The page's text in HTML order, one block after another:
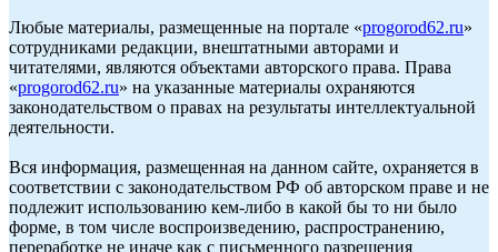
Любые материалы, размещенные на портале «progorod62.ru»
сотрудниками редакции, внештатными авторами и
читателями, являются объектами авторского права. Права
«progorod62.ru» на указанные материалы охраняются
законодательством о правах на результаты интеллектуальной
деятельности.
Вся информация, размещенная на данном сайте, охраняется в
соответствии с законодательством РФ об авторском праве и не
подлежит использованию кем-либо в какой бы то ни было
форме, в том числе воспроизведению, распространению,
переработке не иначе как с письменного разрешения